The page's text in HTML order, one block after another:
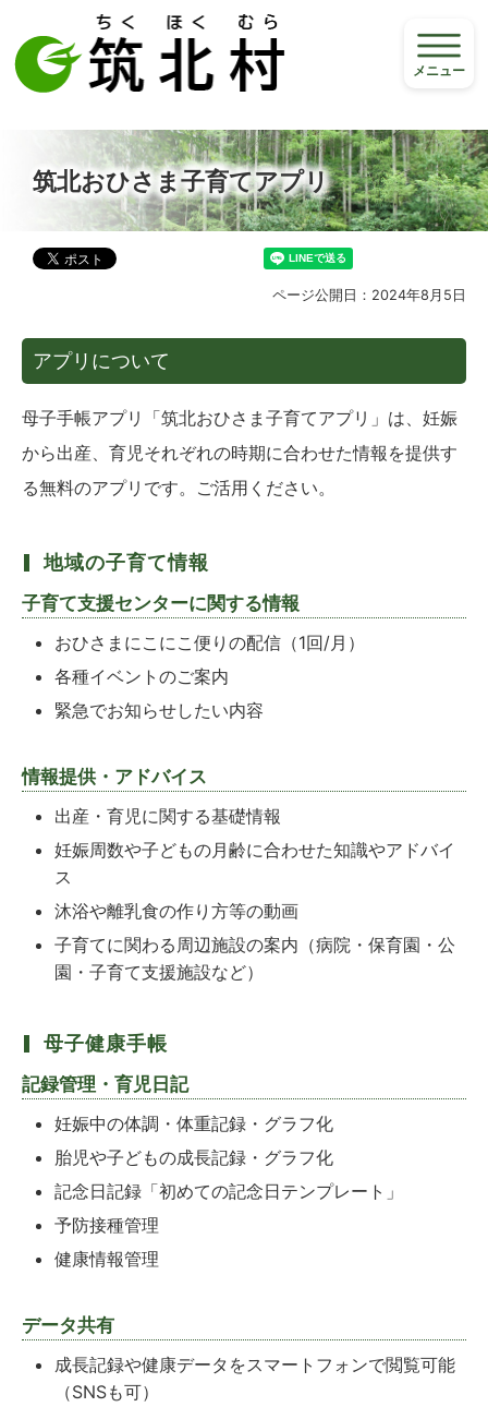
メニュー
筑北おひさま子育てアプリ
ページ公開日：2024年8月5日
アプリについて
母子手帳アプリ「筑北おひさま子育てアプリ」は、妊娠
から出産、育児それぞれの時期に合わせた情報を提供す
る無料のアプリです。ご活用ください。
地域の子育て情報
子育て支援センターに関する情報
おひさまにこにこ便りの配信（1回/月）
各種イベントのご案内
緊急でお知らせしたい内容
情報提供・アドバイス
出産・育児に関する基礎情報
妊娠周数や子どもの月齢に合わせた知識やアドバイ
ス
沐浴や離乳食の作り方等の動画
子育てに関わる周辺施設の案内（病院・保育園・公
園・子育て支援施設など）
母子健康手帳
記録管理・育児日記
妊娠中の体調・体重記録・グラフ化
胎児や子どもの成長記録・グラフ化
記念日記録「初めての記念日テンプレート」
予防接種管理
健康情報管理
データ共有
成長記録や健康データをスマートフォンで閲覧可能
（SNSも可）